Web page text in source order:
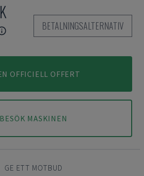
BETALNINGSALTERNATIV
OFFICIELL OFFERT
BESÖK MASKINEN
GE ETT MOTBUD